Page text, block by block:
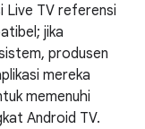
Live TV referensi
jika
produsen
mereka
memenuhi
Android TV.